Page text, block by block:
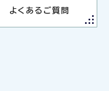
よくあるご質問